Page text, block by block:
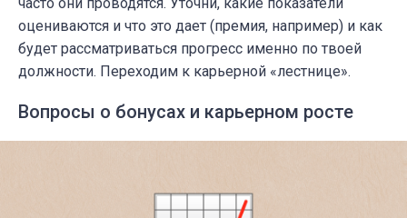
оцениваются и что это дает (премия, например) и как
будет рассматриваться прогресс именно по твоей
должности. Переходим к карьерной «лестнице».
Вопросы о бонусах и карьерном росте